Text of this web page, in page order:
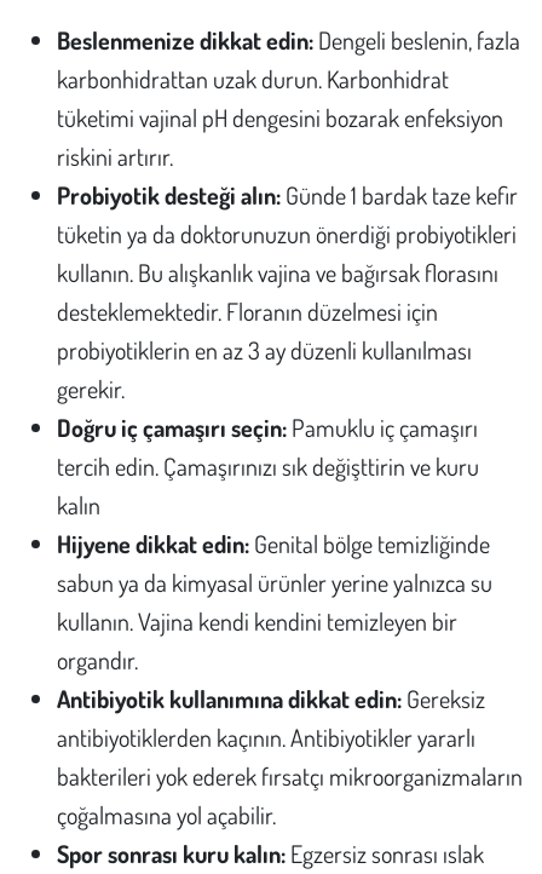
Beslenmenize dikkat edin:Dengeli beslenin, fazla
karbonhidrattan uzak durun. Karbonhidrat
tüketimi vajinal pH dengesini bozarak enfeksiyon
riskini artırır.
Probiyotik desteği alın:Günde 1 bardak taze kefir
tüketin ya da doktorunuzun önerdiği probiyotikleri
kullanın. Bu alışkanlık vajina ve bağırsak florasını
desteklemektedir. Floranın düzelmesi için
probiyotiklerin en az 3 ay düzenli kullanılması
gerekir.
Doğru iç çamaşırı seçin:Pamuklu iç çamaşırı
tercih edin. Çamaşırınızı sık değişttirin ve kuru
kalın
Hijyene dikkat edin:Genital bölge temizliğinde
sabun ya da kimyasal ürünler yerine yalnızca su
kullanın. Vajina kendi kendini temizleyen bir
organdır.
Antibiyotik kullanımına dikkat edin:Gereksiz
antibiyotiklerden kaçının. Antibiyotikler yararlı
bakterileri yok ederek fırsatçı mikroorganizmaların
çoğalmasına yol açabilir.
Spor sonrası kuru kalın:Egzersiz sonrası ıslak